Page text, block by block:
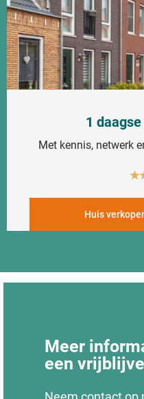
1
Met kennis, netwerk
★
Huis
Meer
een